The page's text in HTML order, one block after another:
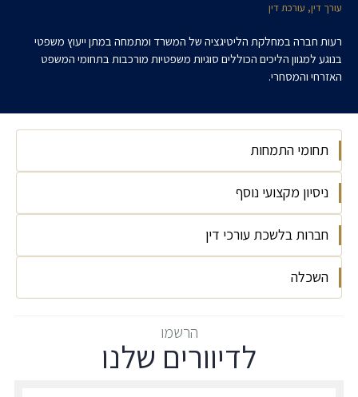
עורך דין, עורכת דין
רעות חברה במחלקת הליטיגציה של המשרד ומתמחה במתן ייעוץ משפטי
בנוגע למגוון הליכים הכוללים סוגיות משפטיות מורכבות בתחומי המשפט
האזרחי והמסחרי.
תחומי התמחות
ליטיגציה
ליטיגציה מסחרית
ניסיון מקצועי נוסף
מתמחה - הרצוג, פוקס, נאמן ושות', מחלקת
ליטיגציה, 2024
טרום מתמחה - הרצוג, פוקס, נאמן ושות', מחלקת
ליטיגציה, 2022
עוזרת הוראה לפרופ' שרון חנס בתחום דיני
תאגידים, 2025
עוזרת מחקר לפרופ' ישי בלנק ופרופ' יששכר
חברות בלשכת עורכי דין
חברות בלשכת עורכי הדין, 2025השכלה
אוניברסיטת תל אביב, LLB, בהצטיינות (2024)הרשמו
לדיוורים שלנו